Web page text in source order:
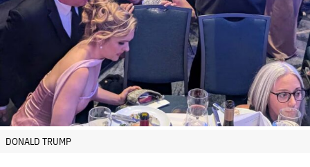
DONALD TRUMP